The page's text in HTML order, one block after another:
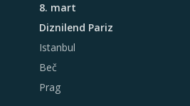
8. mart
Diznilend Pariz
Istanbul
Beč
Prag